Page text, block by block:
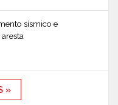
sísmico e
»